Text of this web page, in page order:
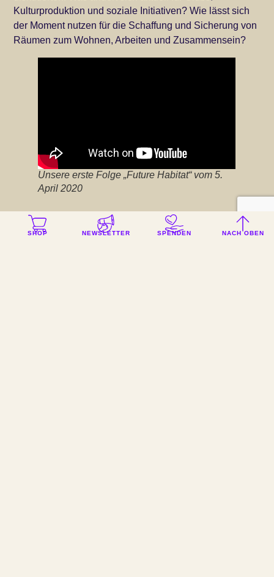
SHOP NEWSLETTER SPENDEN NACH OBEN
Kulturproduktion und soziale Initiativen? Wie lässt sich
der Moment nutzen für die Schaffung und Sicherung von
Räumen zum Wohnen, Arbeiten und Zusammensein?
Unsere erste Folge „Future Habitat“ vom 5.
April 2020